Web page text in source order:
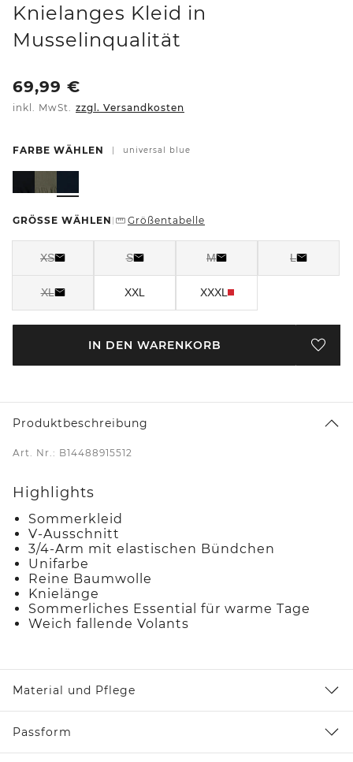
Knielanges Kleid in
Musselinqualität
69,99 €
inkl. MwSt. zzgl. Versandkosten
FARBE WÄHLEN universal blue
GRÖSSE WÄHLEN Größentabelle
XS S M L
XL XXL XXXL
IN DEN WARENKORB
Produktbeschreibung
Art. Nr.: B14488915512
Highlights
Sommerkleid
V-Ausschnitt
3/4-Arm mit elastischen Bündchen
Unifarbe
Reine Baumwolle
Knielänge
Sommerliches Essential für warme Tage
Weich fallende Volants
Material und Pflege
Passform